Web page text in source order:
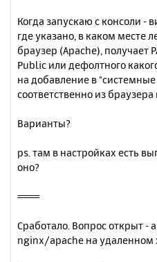
н
е
Когда запускаю с консоли -
где указано, в каком месте
браузер (Apache), получает
Public или дефолтного
на добавление в
соответственно из
Варианты?
ps. там в настройках есть
оно?
====
Сработало. Вопрос открыт -
nginx/apache на удаленном